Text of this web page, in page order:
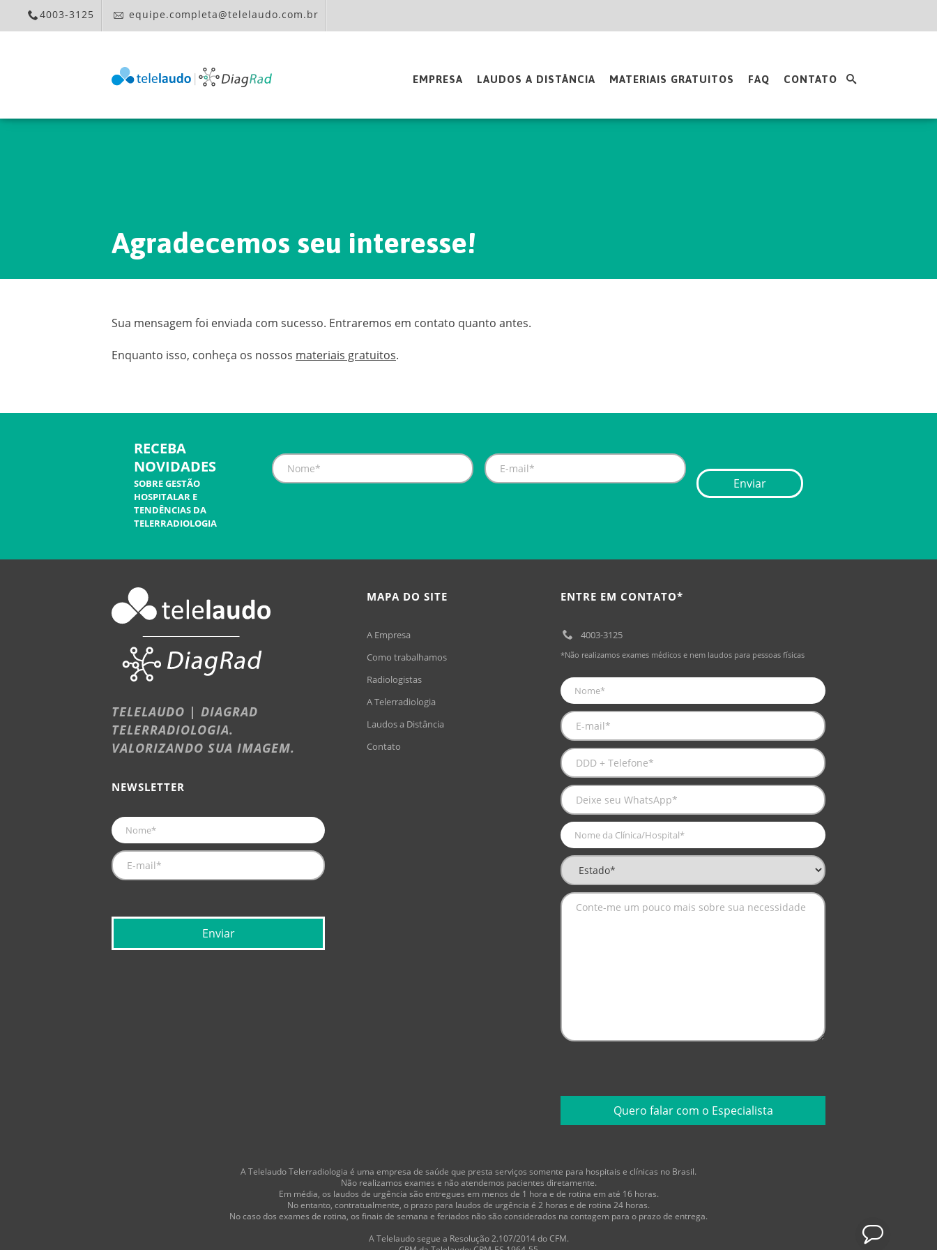
4003-3125 equipe.completa@telelaudo.com.br
EMPRESA LAUDOS A DISTÂNCIA MATERIAIS GRATUITOS FAQ CONTATO
Agradecemos seu interesse!
Sua mensagem foi enviada com sucesso. Entraremos em contato quanto antes.
Enquanto isso, conheça os nossos materiais gratuitos.
RECEBA
NOVIDADES
SOBRE GESTÃO
HOSPITALAR E
TENDÊNCIAS DA
TELERRADIOLOGIA
TELELAUDO | DIAGRAD
TELERRADIOLOGIA.
VALORIZANDO SUA IMAGEM.
NEWSLETTER
MAPA DO SITE
A Empresa
Como trabalhamos
Radiologistas
A Telerradiologia
Laudos a Distância
Contato
ENTRE EM CONTATO*
4003-3125
*Não realizamos exames médicos e nem laudos para pessoas físicas
A Telelaudo Telerradiologia é uma empresa de saúde que presta serviços somente para hospitais e clínicas no Brasil.
Não realizamos exames e não atendemos pacientes diretamente.
Em média, os laudos de urgência são entregues em menos de 1 hora e de rotina em até 16 horas.
No entanto, contratualmente, o prazo para laudos de urgência é 2 horas e de rotina 24 horas.
No caso dos exames de rotina, os finais de semana e feriados não são considerados na contagem para o prazo de entrega.
A Telelaudo segue a Resolução 2.107/2014 do CFM.